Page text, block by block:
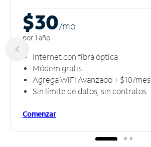
$30/mo
por 1 año
Internet con fibra óptica
Módem gratis
Agrega WiFi Avanzado + $10/mes
Sin límite de datos, sin contratos
Comenzar